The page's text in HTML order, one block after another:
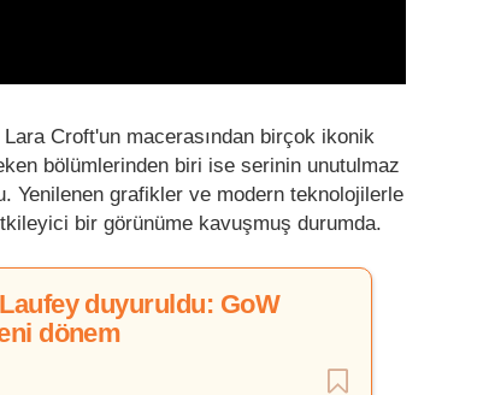
Croft'un macerasından birçok ikonik
bölümlerinden biri ise serinin unutulmaz
Yenilenen grafikler ve modern teknolojilerle
bir görünüme kavuşmuş durumda.
duyuruldu: GoW
dönem